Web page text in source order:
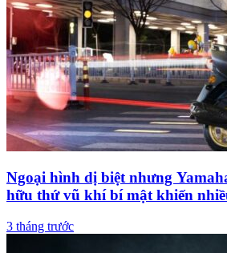
Ngoại hình dị biệt nhưng
hữu thứ vũ khí bí mật khiến
3 tháng trước